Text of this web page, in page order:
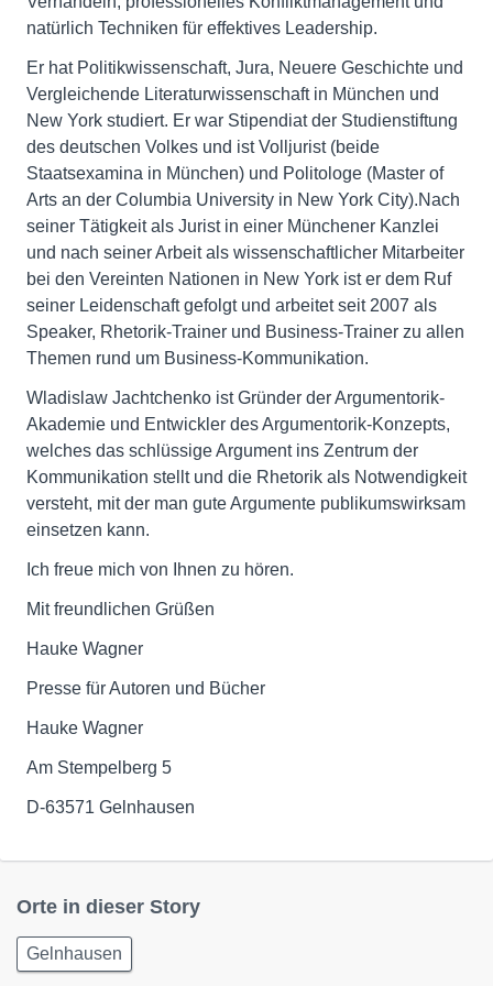
natürlich Techniken für effektives Leadership.
Er hat Politikwissenschaft, Jura, Neuere Geschichte und
Vergleichende Literaturwissenschaft in München und
New York studiert. Er war Stipendiat der Studienstiftung
des deutschen Volkes und ist Volljurist (beide
Staatsexamina in München) und Politologe (Master of
Arts an der Columbia University in New York City).Nach
seiner Tätigkeit als Jurist in einer Münchener Kanzlei
und nach seiner Arbeit als wissenschaftlicher Mitarbeiter
bei den Vereinten Nationen in New York ist er dem Ruf
seiner Leidenschaft gefolgt und arbeitet seit 2007 als
Speaker, Rhetorik-Trainer und Business-Trainer zu allen
Themen rund um Business-Kommunikation.
Wladislaw Jachtchenko ist Gründer der Argumentorik-
Akademie und Entwickler des Argumentorik-Konzepts,
welches das schlüssige Argument ins Zentrum der
Kommunikation stellt und die Rhetorik als Notwendigkeit
versteht, mit der man gute Argumente publikumswirksam
einsetzen kann.
Ich freue mich von Ihnen zu hören.
Mit freundlichen Grüßen
Hauke Wagner
Presse für Autoren und Bücher
Hauke Wagner
Am Stempelberg 5
D-63571 Gelnhausen
Orte in dieser Story
Gelnhausen